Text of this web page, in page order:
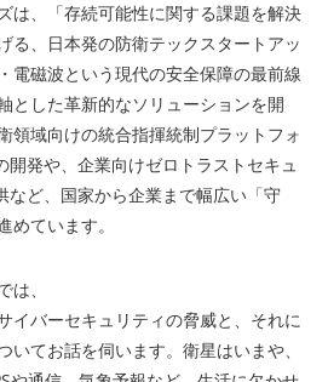
は、「存続可能性に関する課題を解決
る、日本発の防衛テックスタートアッ
電磁波という現代の安全保障の最前線
とした革新的なソリューションを開
領域向けの統合指揮統制プラットフォ
開発や、企業向けゼロトラストセキュ
など、国家から企業まで幅広い「守
めています。
、
イバーセキュリティの脅威と、それに
いてお話を伺います。衛星はいまや、